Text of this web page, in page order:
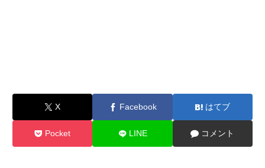
X Facebook はてブ
Pocket LINE コメント